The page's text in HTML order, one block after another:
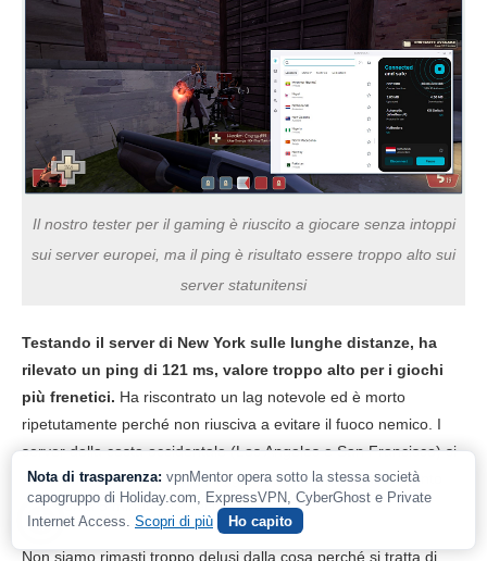
Il nostro tester per il gaming è riuscito a giocare senza intoppi
sui server europei, ma il ping è risultato essere troppo alto sui
server statunitensi
Testando il server di New York sulle lunghe distanze, ha
rilevato un ping di 121 ms, valore troppo alto per i giochi
più frenetici. Ha riscontrato un lag notevole ed è morto
ripetutamente perché non riusciva a evitare il fuoco nemico. I
server della costa occidentale (Los Angeles e San Francisco) si
sono dimostrati addirittura peggiori, con tempi di caricamento
superiori a 5 minuti e lag eccessivo.
Non siamo rimasti troppo delusi dalla cosa perché si tratta di
Nota di trasparenza: vpnMentor opera sotto la stessa società
capogruppo di Holiday.com, ExpressVPN, CyberGhost e Private
Internet Access. Scopri di più Ho capito